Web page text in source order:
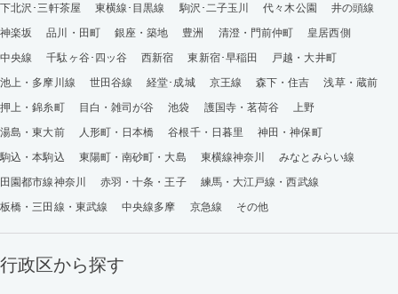
下北沢･三軒茶屋
東横線･目黒線 駒沢･二子玉川 代々木公園
井の頭線
神楽坂
品川・田町 銀座・築地 豊洲 清澄・門前仲町
皇居西側
中央線
千駄ヶ谷･四ッ谷 西新宿 東新宿･早稲田
戸越・大井町
池上・多摩川線
世田谷線 経堂･成城 京王線 森下・住吉
浅草・蔵前
押上・錦糸町
目白・雑司が谷 池袋 護国寺・茗荷谷
上野
湯島・東大前
人形町・日本橋 谷根千・日暮里
神田・神保町
駒込・本駒込
東陽町・南砂町・大島 東横線神奈川
みなとみらい線
田園都市線神奈川
赤羽・十条・王子
練馬・大江戸線・西武線
板橋・三田線・東武線
中央線多摩 京急線 その他
行政区から探す